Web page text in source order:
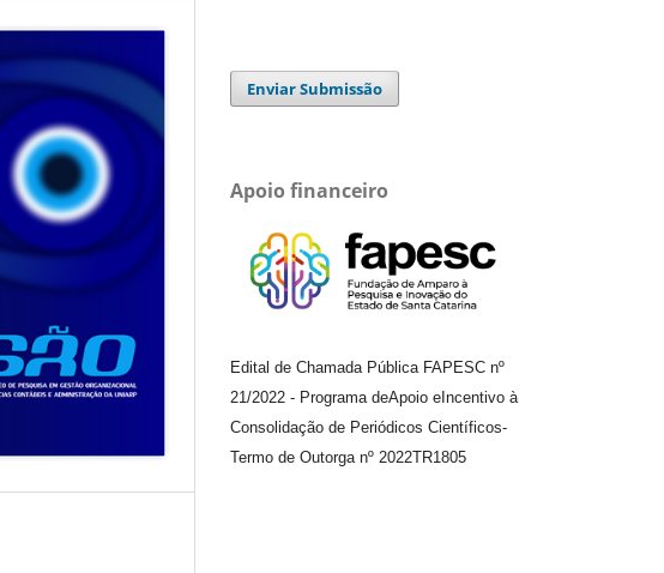
Enviar Submissão
Apoio financeiro
Edital de Chamada Pública FAPESC nº
21/2022 - Programa deApoio e Incentivo à
Consolidação de Periódicos Científicos-
Termo de Outorga nº 2022TR1805